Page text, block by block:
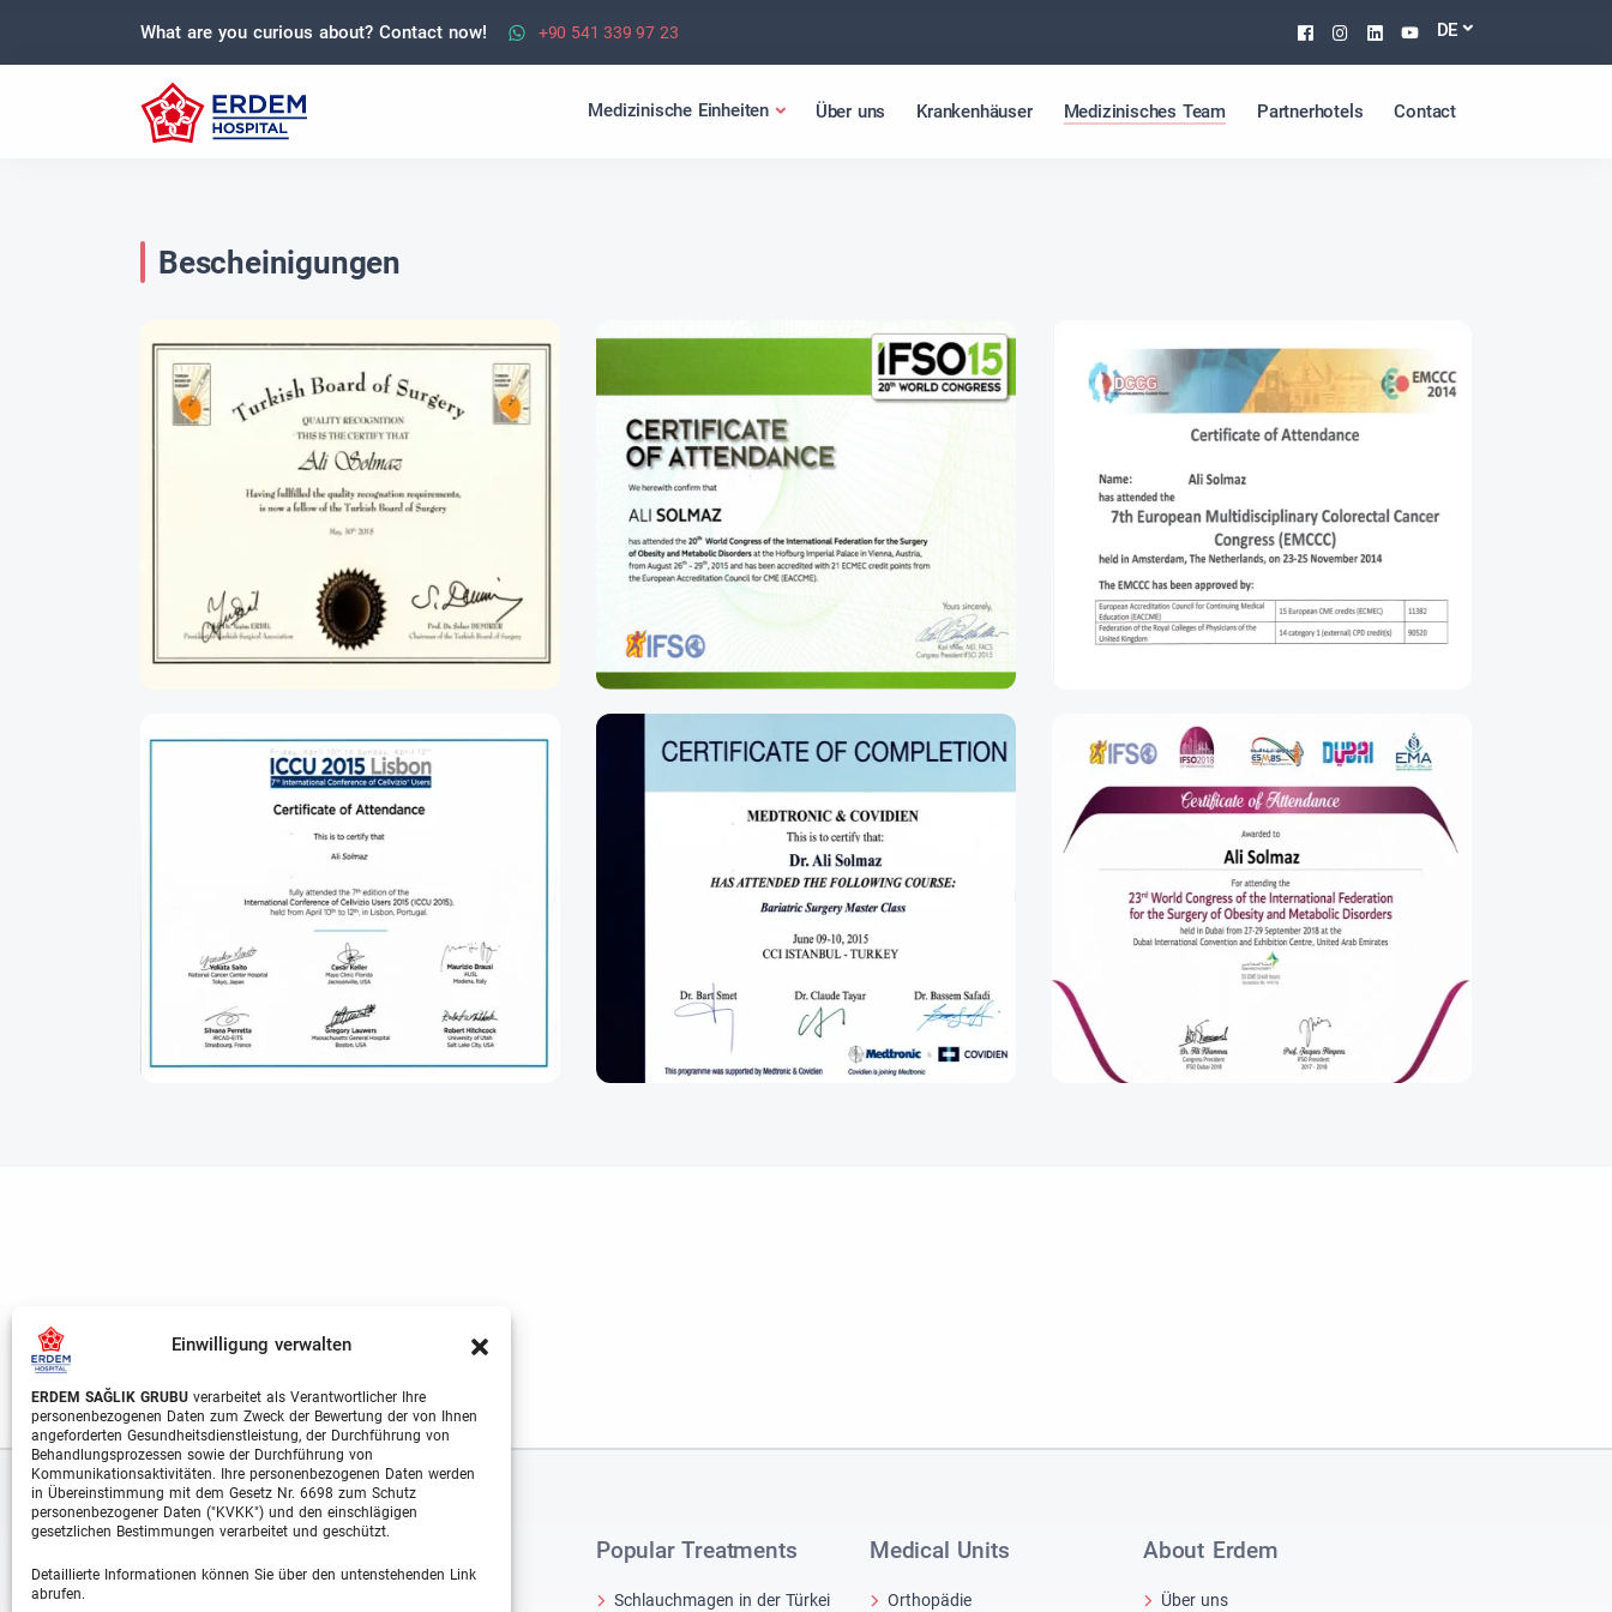
Einwilligung verwalten
ERDEM SAĞLIK GRUBU verarbeitet als Verantwortlicher Ihre
personenbezogenen Daten zum Zweck der Bewertung der von Ihnen
angeforderten Gesundheitsdienstleistung, der Durchführung von
Behandlungsprozessen sowie der Durchführung von
Kommunikationsaktivitäten. Ihre personenbezogenen Daten werden
in Übereinstimmung mit dem Gesetz Nr. 6698 zum Schutz
personenbezogener Daten ("KVKK") und den einschlägigen
gesetzlichen Bestimmungen verarbeitet und geschützt.
Detaillierte Informationen können Sie über den untenstehenden Link
abrufen.
What are you curious about? Contact now! +90 541 339 97 23 Facebook
Instagram
Linkedin
Youtube
DE
Medizinische Einheiten Über uns Krankenhäuser Medizinisches Team Partnerhotels Contact
Bescheinigungen
Popular Treatments
Schlauchmagen in der Türkei
Medical Units
Orthopädie
About Erdem
Über uns